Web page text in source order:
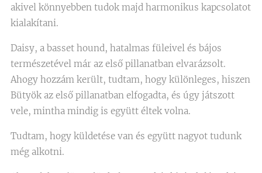
akivel könnyebben tudok majd harmonikus kapcsolatot
kialakítani.
Daisy, a basset hound, hatalmas füleivel és bájos
természetével már az első pillanatban elvarázsolt.
Ahogy hozzám került, tudtam, hogy különleges, hiszen
Bütyök az első pillanatban elfogadta, és úgy játszott
vele, mintha mindig is együtt éltek volna.
Tudtam, hogy küldetése van és együtt nagyot tudunk
még alkotni.